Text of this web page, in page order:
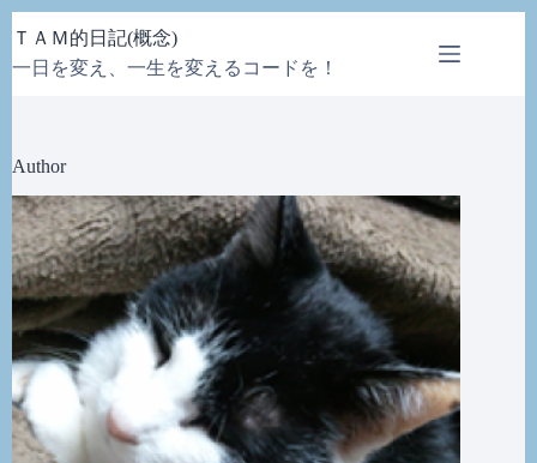
ン
テ
ス
キ
ッ
プ
ＴＡＭ的日記(概念)
一日を変え、一生を変えるコードを！
Author